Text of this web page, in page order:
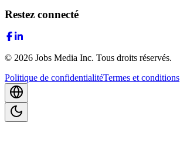
Restez connecté
© 2026 Jobs Media Inc. Tous droits réservés.
Politique de confidentialitéTermes et conditions